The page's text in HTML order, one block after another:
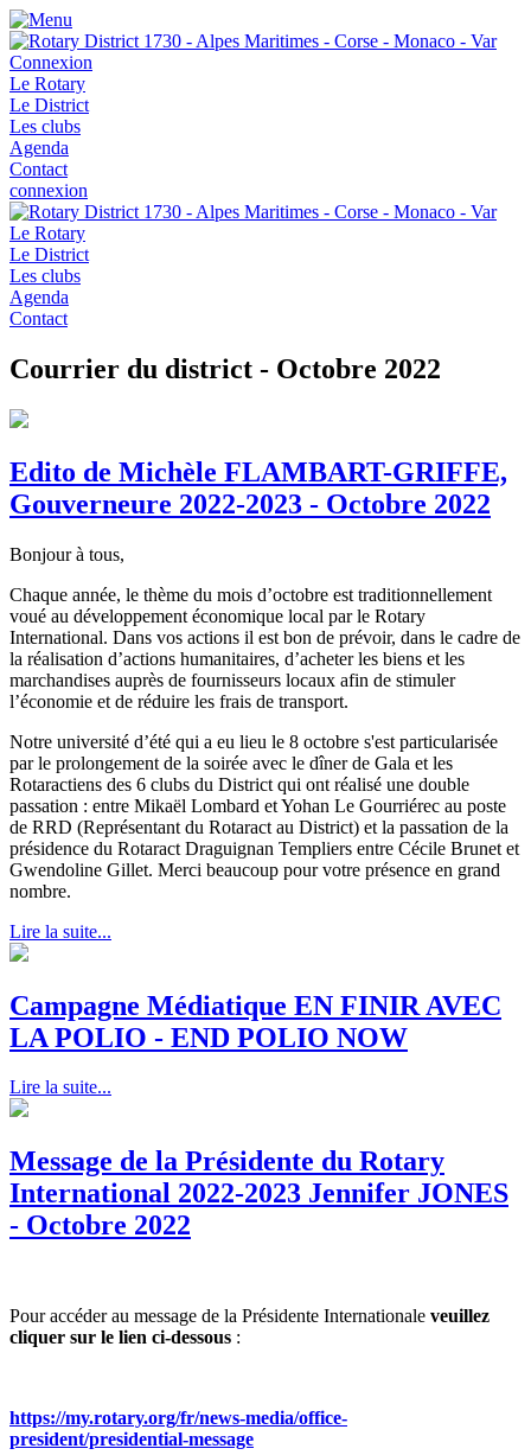
Connexion
Le Rotary
Le District
Les clubs
Agenda
Contact
connexion
Le Rotary
Le District
Les clubs
Agenda
Contact
Courrier du district - Octobre 2022
Edito de Michèle FLAMBART-GRIFFE,
Gouverneure 2022-2023 - Octobre 2022
Bonjour à tous,
Chaque année, le thème du mois d’octobre est traditionnellement
voué au développement économique local par le Rotary
International. Dans vos actions il est bon de prévoir, dans le cadre de
la réalisation d’actions humanitaires, d’acheter les biens et les
marchandises auprès de fournisseurs locaux afin de stimuler
l’économie et de réduire les frais de transport.
Notre université d’été qui a eu lieu le 8 octobre s'est particularisée
par le prolongement de la soirée avec le dîner de Gala et les
Rotaractiens des 6 clubs du District qui ont réalisé une double
passation : entre Mikaël Lombard et Yohan Le Gourriérec au poste
de RRD (Représentant du Rotaract au District) et la passation de la
présidence du Rotaract Draguignan Templiers entre Cécile Brunet et
Gwendoline Gillet. Merci beaucoup pour votre présence en grand
nombre.
Lire la suite...
Campagne Médiatique EN FINIR AVEC
LA POLIO - END POLIO NOW
Lire la suite...
Message de la Présidente du Rotary
International 2022-2023 Jennifer JONES
- Octobre 2022
Pour accéder au message de la Présidente Internationale veuillez
cliquer sur le lien ci-dessous :
https://my.rotary.org/fr/news-media/office-
president/presidential-message